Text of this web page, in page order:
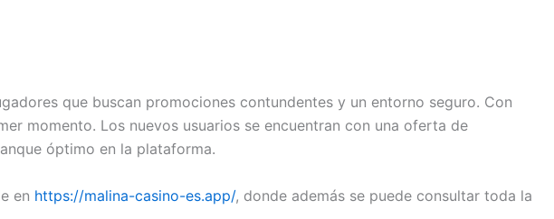
que buscan promociones contundentes y un entorno seguro. Con
momento. Los nuevos usuarios se encuentran con una oferta de
óptimo en la plataforma.
en https://malina-casino-es.app/, donde además se puede consultar toda la